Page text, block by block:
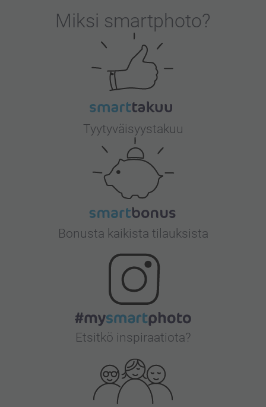
Miksi smartphoto?
Tyytyväisyystakuu
Bonusta kaikista tilauksista
Etsitkö inspiraatiota?